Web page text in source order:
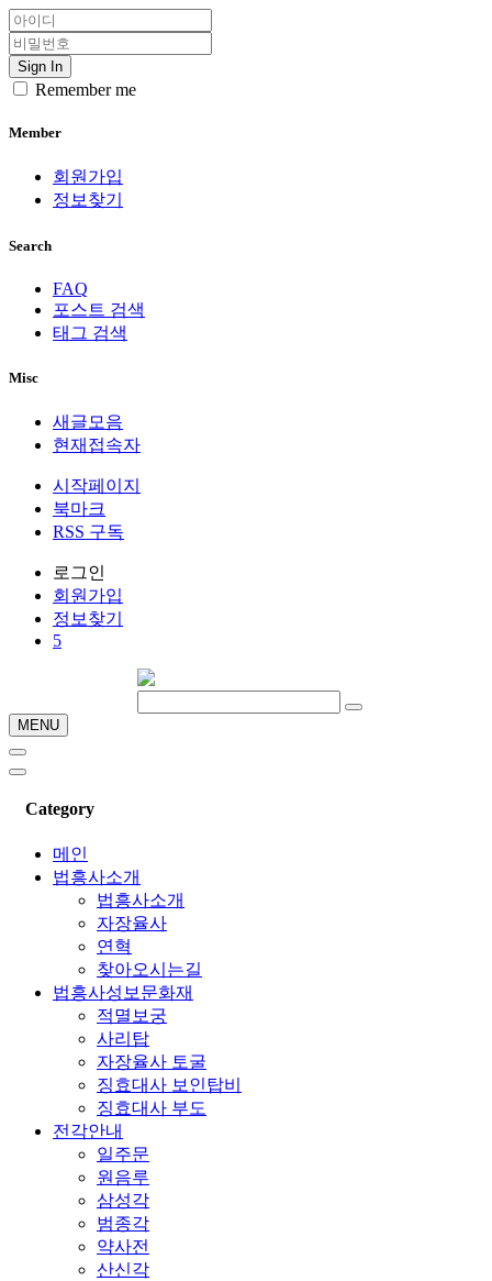
Sign In
Remember me
Member
회원가입
정보찾기
Search
FAQ
포스트 검색
태그 검색
Misc
새글모음
현재접속자
시작페이지
북마크
RSS 구독
로그인
회원 가입
정보찾기
5
MENU
Category
메인
법흥사소개
법흥사소개
자장율사
연혁
찾아오시는길
법흥사성보문화재
적멸보궁
사리탑
자장율사 토굴
징효대사 보인탑비
징효대사 부도
전각안내
일주문
원음루
삼성각
범종각
약사전
산신각